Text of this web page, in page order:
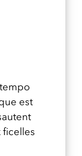
est
ficelles